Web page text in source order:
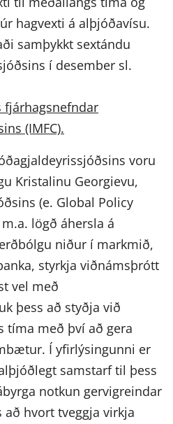
hagvexti á alþjóðavísu.
samþykkt sextándu
í desember sl.
fjárhagsnefndar
(IMFC).
voru
Kristalinu Georgievu,
(e. Global Policy
lögð áhersla á
niður í markmið,
styrkja viðnámsþrótt
vel með
þess að styðja við
tíma með því að gera
Í yfirlýsingunni er
samstarf til þess
notkun gervigreindar
hvort tveggja virkja